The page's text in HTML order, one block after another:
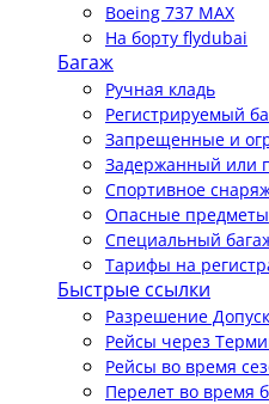
Boeing 737 MAX
На борту flydubai
Багаж
Ручная кладь
Регистрируемый
Запрещенные и
Задержанный или
Спортивное
Опасные предметы
Специальный
Тарифы на
Быстрые ссылки
Разрешение
Рейсы через
Рейсы во время
Перелет во время